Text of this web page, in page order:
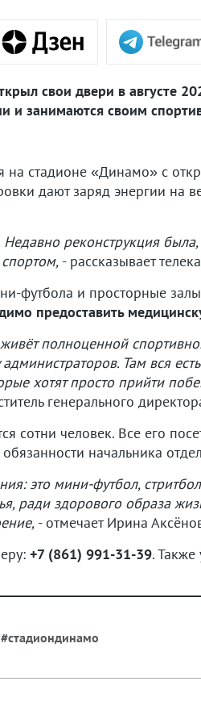
свои двери в августе
и занимаются своим
на стадионе «Динамо» с
дают заряд энергии
реконструкция
- рассказывает
футбола и просторные
предоставить
полноценной
Там вся
хотят просто прийти
генерального
сотни человек. Все его
начальника
это мини-футбол,
ради здорового образа
- отмечает Ирина
+7 (861) 991-31-39. Также
#стадиондинамо